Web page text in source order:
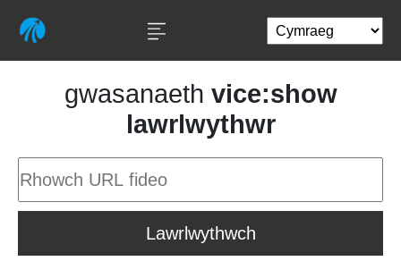
gwasanaeth vice:show
lawrlwythwr
Lawrlwythwch